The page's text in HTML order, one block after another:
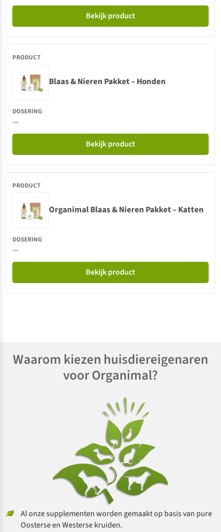
Bekijk product
Blaas & Nieren Pakket – Honden
—
Bekijk product
Organimal Blaas & Nieren Pakket – Katten
—
Bekijk product
Waarom kiezen huisdiereigenaren
voor Organimal?
Al onze supplementen worden gemaakt op basis van pure
Oosterse en Westerse kruiden.